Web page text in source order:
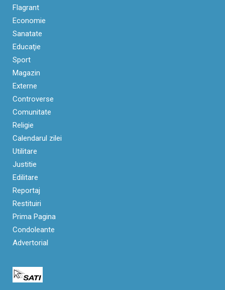
Flagrant
Economie
Sanatate
Educaţie
Sport
Magazin
Externe
Controverse
Comunitate
Religie
Calendarul zilei
Utilitare
Justitie
Edilitare
Reportaj
Restituiri
Prima Pagina
Condoleante
Advertorial